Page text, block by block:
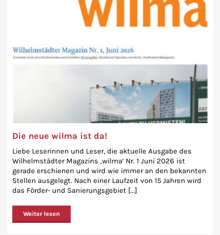
Die neue wilma ist da!
Liebe Leserinnen und Leser, die aktuelle Ausgabe des
Wilhelmstädter Magazins ‚wilma‘ Nr. 1 Juni 2026 ist
gerade erschienen und wird wie immer an den bekannten
Stellen ausgelegt. Nach einer Laufzeit von 15 Jahren wird
das Förder- und Sanierungsgebiet [...]
Weiter lesen